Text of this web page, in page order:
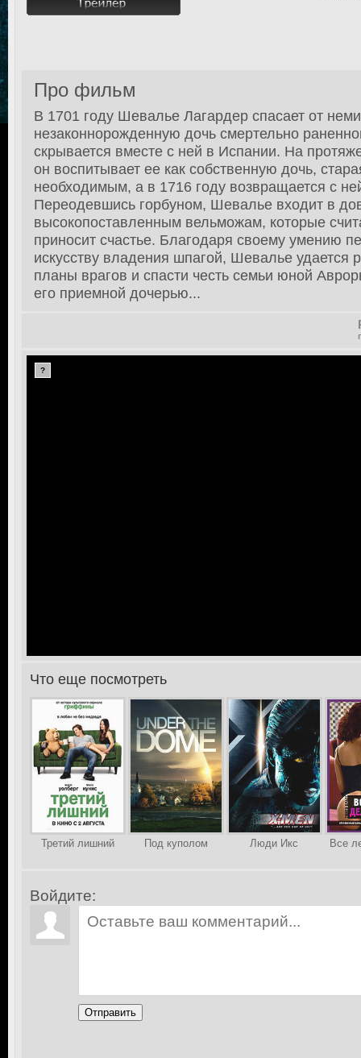
Про фильм
В 1701 году Шевалье Лагардер спасает от
незаконнорожденную дочь смертельно
скрывается вместе с ней в Испании. На
он воспитывает ее как собственную дочь,
необходимым, а в 1716 году возвращается с
Переодевшись горбуном, Шевалье входит в
высокопоставленным вельможам, которые
приносит счастье. Благодаря своему умению
искусству владения шпагой, Шевалье удается
планы врагов и спасти честь семьи юной
его приемной дочерью...
?
>Что еще посмотреть
Третий лишний Под куполом Люди Икс Все
Войдите:
Отправить